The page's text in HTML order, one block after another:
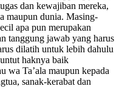
dan rasa tanggung jawab
dan kewajiban mereka,
maupun dunia. Masing-
apa pun merupakan
tanggung jawab yang harus
dilatih untuk lebih dahulu
haknya baik
Ta’ala maupun kepada
sanak-kerabat dan